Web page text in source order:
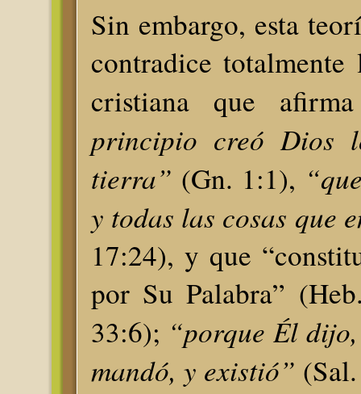
Sin embargo, esta
contradice
cristiana que
principio creó Dios
tierra” (Gn. 1:1),
y todas las cosas que
17:24), y que
por Su Palabra”
33:6); “porque Él
mandó, y existió”